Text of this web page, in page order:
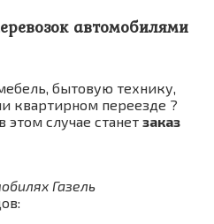
автомобилями
бытовую технику,
квартирном переезде ?
случае станет заказ
Газель